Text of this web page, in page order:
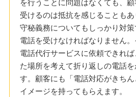
受けるのは抵抗を感じることもあ
守秘義務についてもしっかり対
電話を受けなければなりません
電話代行サービスに依頼できれ
た場所を考えて折り返しの電話
す。顧客にも「電話対応がきち
イメージを持ってもらえます。